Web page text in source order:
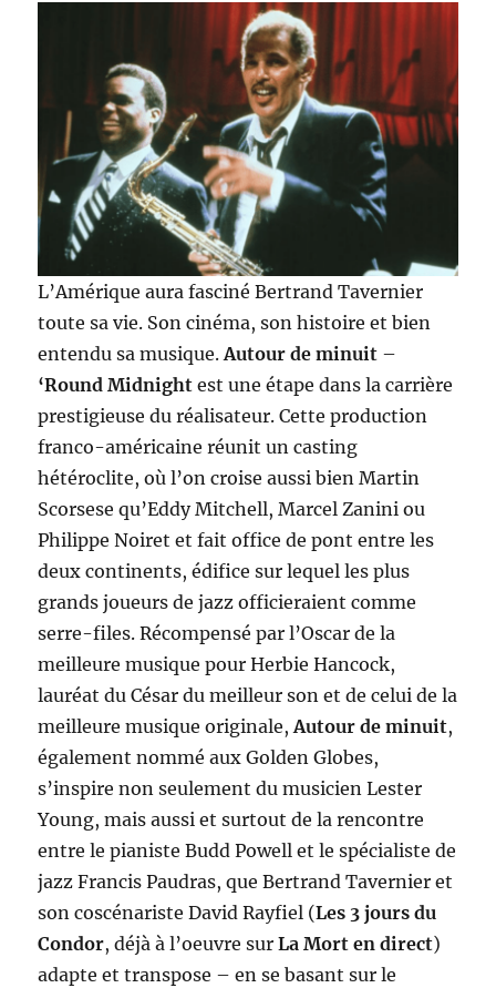
L’Amérique aura fasciné Bertrand Tavernier
toute sa vie. Son cinéma, son histoire et bien
entendu sa musique.Autour de minuit –
‘Round Midnight est une étape dans la carrière
prestigieuse du réalisateur. Cette production
franco-américaine réunit un casting
hétéroclite, où l’on croise aussi bien Martin
Scorsese qu’Eddy Mitchell, Marcel Zanini ou
Philippe Noiret et fait office de pont entre les
deux continents, édifice sur lequel les plus
grands joueurs de jazz officieraient comme
serre-files. Récompensé par l’Oscar de la
meilleure musique pour Herbie Hancock,
lauréat du César du meilleur son et de celui de la
meilleure musique originale,Autour de minuit,
également nommé aux Golden Globes,
s’inspire non seulement du musicien Lester
Young, mais aussi et surtout de la rencontre
entre le pianiste Budd Powell et le spécialiste de
jazz Francis Paudras, que Bertrand Tavernier et
son coscénariste David Rayfiel (Les 3 jours du
Condor, déjà à l’oeuvre sur La Mort en direct)
adapte et transpose – en se basant sur le